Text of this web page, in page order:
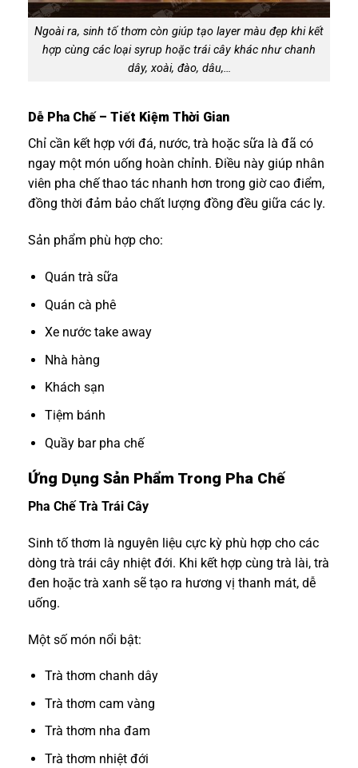
Ngoài ra, sinh tố thơm còn giúp tạo layer màu đẹp khi kết
hợp cùng các loại syrup hoặc trái cây khác như chanh
dây, xoài, đào, dâu,…
Dễ Pha Chế – Tiết Kiệm Thời Gian
Chỉ cần kết hợp với đá, nước, trà hoặc sữa là đã có
ngay một món uống hoàn chỉnh. Điều này giúp nhân
viên pha chế thao tác nhanh hơn trong giờ cao điểm,
đồng thời đảm bảo chất lượng đồng đều giữa các ly.
Sản phẩm phù hợp cho:
Quán trà sữa
Quán cà phê
Xe nước take away
Nhà hàng
Khách sạn
Tiệm bánh
Quầy bar pha chế
Ứng Dụng Sản Phẩm Trong Pha Chế
Pha Chế Trà Trái Cây
Sinh tố thơm là nguyên liệu cực kỳ phù hợp cho các
dòng trà trái cây nhiệt đới. Khi kết hợp cùng trà lài, trà
đen hoặc trà xanh sẽ tạo ra hương vị thanh mát, dễ
uống.
Một số món nổi bật:
Trà thơm chanh dây
Trà thơm cam vàng
Trà thơm nha đam
Trà thơm nhiệt đới